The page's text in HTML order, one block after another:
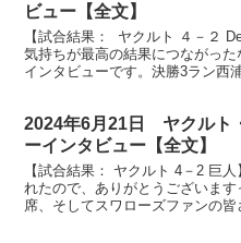
ビュー【全文】
【試合結果： ヤクルト ４－２
気持ちが最高の結果につながっ
インタビューです。決勝3ラン西
2024年6月21日 ヤクルト
ーインタビュー【全文】
【試合結果： ヤクルト 4－2 巨
れたので、ありがとうございま
席、そしてスワローズファンの